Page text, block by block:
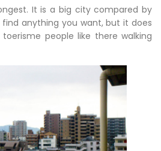
It is a big city compared by
anything you want, but it does
people like there walking